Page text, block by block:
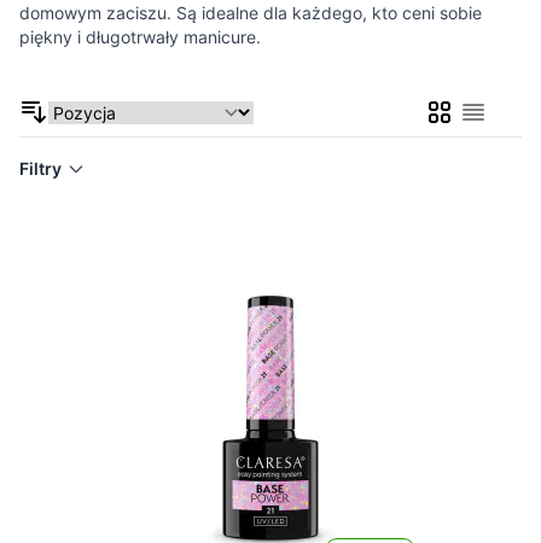
domowym zaciszu. Są idealne dla każdego, kto ceni sobie
piękny i długotrwały manicure.
SiatkaLista
Filtry